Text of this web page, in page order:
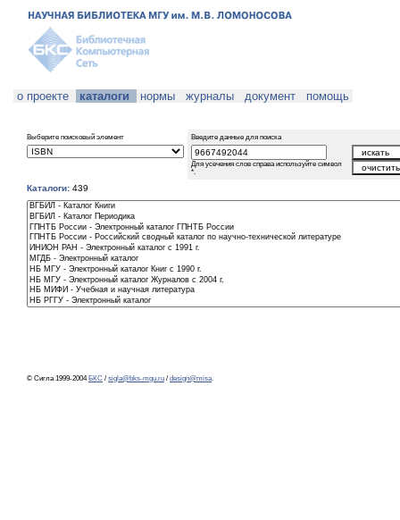
о проекте каталоги нормы журналы документ помощь
Выберите поисковый элемент Введите данные для поиска
Для усечения слов справа используйте символ
*.
Каталоги: 439
© Сигла 1999-2004 БКС / sigla@bks-mgu.ru / design@misa.